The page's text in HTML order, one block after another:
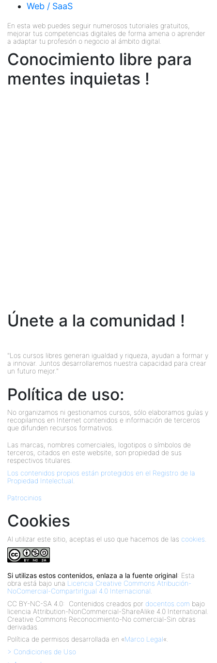
Web / SaaS
En esta web puedes seguir numerosos tutoriales gratuitos,
mejorar tus competencias digitales de forma amena o aprender
a adaptar tu profesión o negocio al ámbito digital.
Conocimiento libre para
mentes inquietas !
Únete a la comunidad !
"Los cursos libres generan igualdad y riqueza, ayudan a formar y
a innovar. Juntos desarrollaremos nuestra capacidad para crear
un futuro mejor."
Política de uso:
No organizamos ni gestionamos cursos, sólo elaboramos guías y
recopilamos en Internet contenidos e información de terceros
que difunden recursos formativos.
Las marcas, nombres comerciales, logotipos o símbolos de
terceros, citados en este website, son propiedad de sus
respectivos titulares.
Los contenidos propios están protegidos en el Registro de la
Propiedad Intelectual
Patrocinios
Cookies
Al utilizar este sitio, aceptas el uso que hacemos de las cookies
Si utilizas estos contenidos, enlaza a la fuente original: Esta
obra está bajo una Licencia Creative Commons Atribución-
NoComercial-CompartirIgual 4.0 Internacional
CC BY-NC-SA 4.0: Contenidos creados por docentos.com bajo
licencia Attribution-NonCommercial-ShareAlike 4.0 International.
Creative Commons Reconocimiento-No comercial-Sin obras
derivadas.
Política de permisos desarrollada en «Marco Legal«.
> Condiciones de Uso